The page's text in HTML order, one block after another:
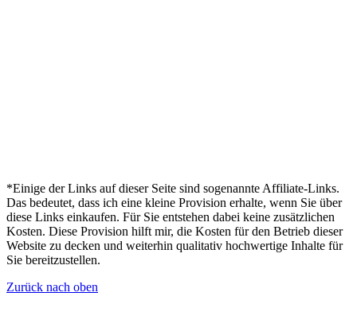
*Einige der Links auf dieser Seite sind sogenannte Affiliate-Links.
Das bedeutet, dass ich eine kleine Provision erhalte, wenn Sie über
diese Links einkaufen. Für Sie entstehen dabei keine zusätzlichen
Kosten. Diese Provision hilft mir, die Kosten für den Betrieb dieser
Website zu decken und weiterhin qualitativ hochwertige Inhalte für
Sie bereitzustellen.
Zurück nach oben